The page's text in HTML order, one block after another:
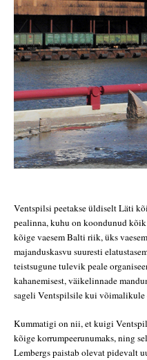
Ventspilsi peetakse üldiselt Läti
pealinna, kuhu on koondunud
kõige vaesem Balti riik, üks
majanduskasvu suuresti
teistsugune tulevik peale
kahanemisest, väikelinnade
sageli Ventspilsile kui võimalikule
Kummatigi on nii, et kuigi
kõige korrumpeerunumaks, ning
Lembergs paistab olevat pidevalt